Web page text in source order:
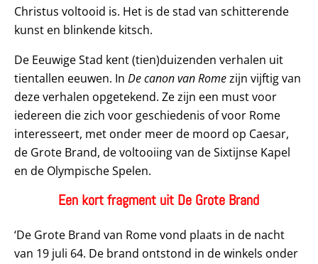
Christus voltooid is. Het is de stad van schitterende
kunst en blinkende kitsch.
De Eeuwige Stad kent (tien)duizenden verhalen uit
tientallen eeuwen. In De canon van Romezijn vijftig van
deze verhalen opgetekend. Ze zijn een must voor
iedereen die zich voor geschiedenis of voor Rome
interesseert, met onder meer de moord op Caesar,
de Grote Brand, de voltooiing van de Sixtijnse Kapel
en de Olympische Spelen.
Een kort fragment uit De Grote Brand
‘De Grote Brand van Rome vond plaats in de nacht
van 19 juli 64. De brand ontstond in de winkels onder